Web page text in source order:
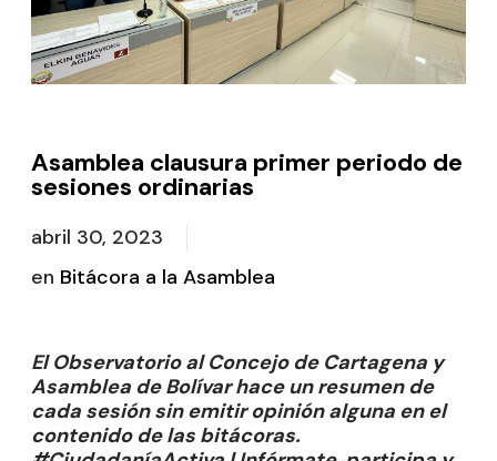
Asamblea clausura primer periodo de
sesiones ordinarias
abril 30, 2023
en Bitácora a la Asamblea
El Observatorio al Concejo de Cartagena y
Asamblea de Bolívar hace un resumen de
cada sesión sin emitir opinión alguna en el
contenido de las bitácoras.